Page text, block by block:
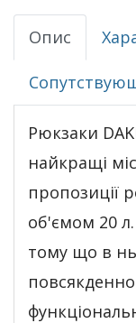
Опис
Рюкзаки
найкращі
пропозиції
об'ємом 20
тому що в